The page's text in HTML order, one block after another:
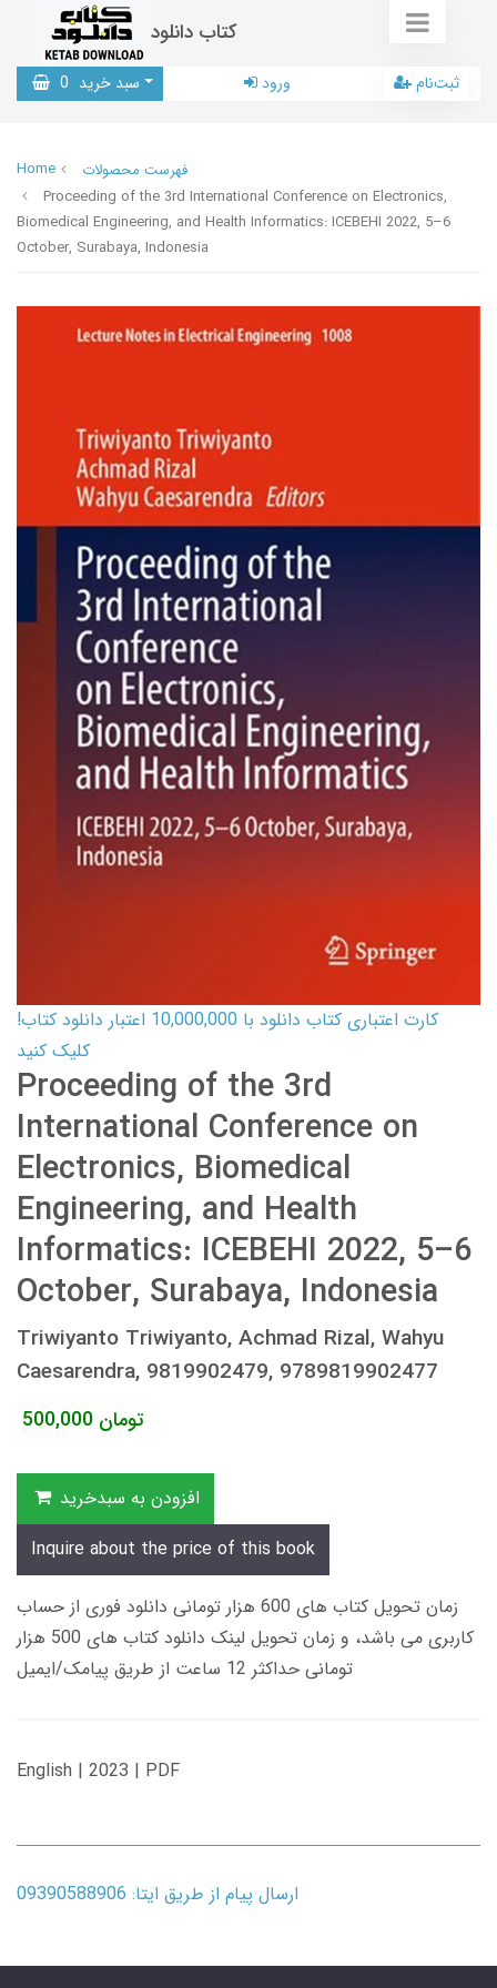
کتاب دانلود
سبد خرید 0 ورود ثبت‌نام
Home
فهرست محصولات
Proceeding of the 3rd International Conference on Electronics,
Biomedical Engineering, and Health Informatics: ICEBEHI 2022, 5–6
October, Surabaya, Indonesia
کارت اعتباری کتاب دانلود با 10,000,000 اعتبار دانلود کتاب!
کلیک کنید
Proceeding of the 3rd
International Conference on
Electronics, Biomedical
Engineering, and Health
Informatics: ICEBEHI 2022, 5–6
October, Surabaya, Indonesia
Triwiyanto Triwiyanto, Achmad Rizal, Wahyu
Caesarendra, 9819902479, 9789819902477
500,000 تومان
افزودن به سبدخرید
Inquire about the price of this book
زمان تحویل کتاب های 600 هزار تومانی دانلود فوری از حساب
کاربری می باشد، و زمان تحویل لینک دانلود کتاب های 500 هزار
تومانی حداکثر 12 ساعت از طریق پیامک/ایمیل
English | 2023 | PDF
ارسال پیام از طریق ایتا: 09390588906